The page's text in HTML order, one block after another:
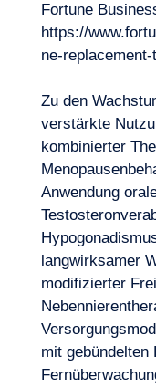
Fortune
https://
ne-
Zu den
verstärkte
kombinierter
Anwendung
langwirksamer
modifizierter
mit gebündelten